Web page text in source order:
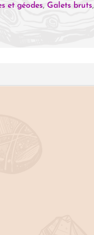
et géodes,Galets bruts,